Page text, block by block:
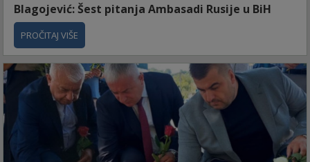
Blagojević: Šest pitanja Ambasadi Rusije u BiH
PROČITAJ VIŠE